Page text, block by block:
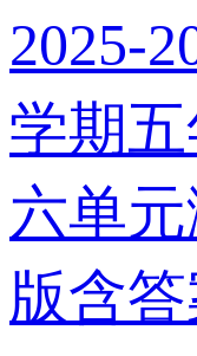
2025-
学期
六单
版含